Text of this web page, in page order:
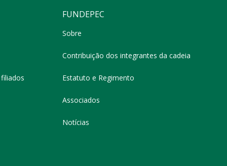
FUNDEPEC
Sobre
Contribuição dos integrantes da cadeia
Estatuto e Regimento
Associados
Notícias